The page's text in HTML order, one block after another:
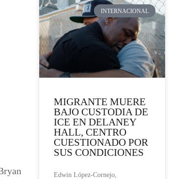
INTERNACIONAL
MIGRANTE MUERE
BAJO CUSTODIA DE
ICE EN DELANEY
HALL, CENTRO
CUESTIONADO POR
SUS CONDICIONES
Edwin López-Cornejo,